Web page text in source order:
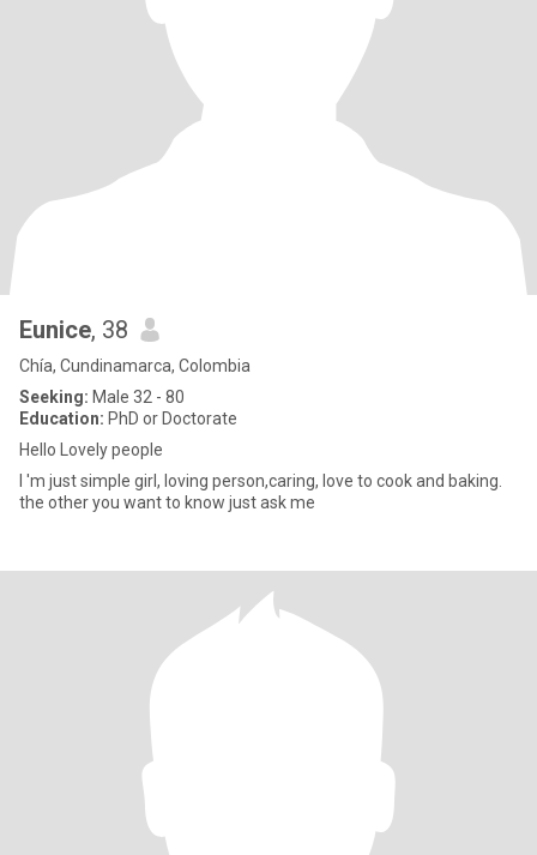
Eunice, 38
Chía, Cundinamarca, Colombia
Seeking: Male 32 - 80
Education: PhD or Doctorate
Hello Lovely people
I 'm just simple girl, loving person,caring, love to cook and baking.
the other you want to know just ask me